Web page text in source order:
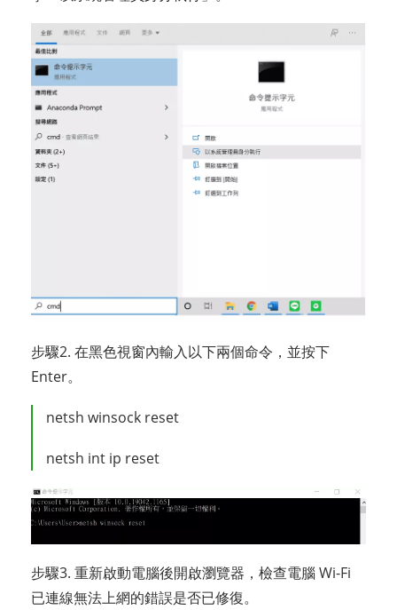
步驟2. 在黑色視窗內輸入以下兩個命令，並按下
Enter。
netsh winsock reset
netsh int ip reset
步驟3. 重新啟動電腦後開啟瀏覽器，檢查電腦 Wi-Fi
已連線無法上網的錯誤是否已修復。